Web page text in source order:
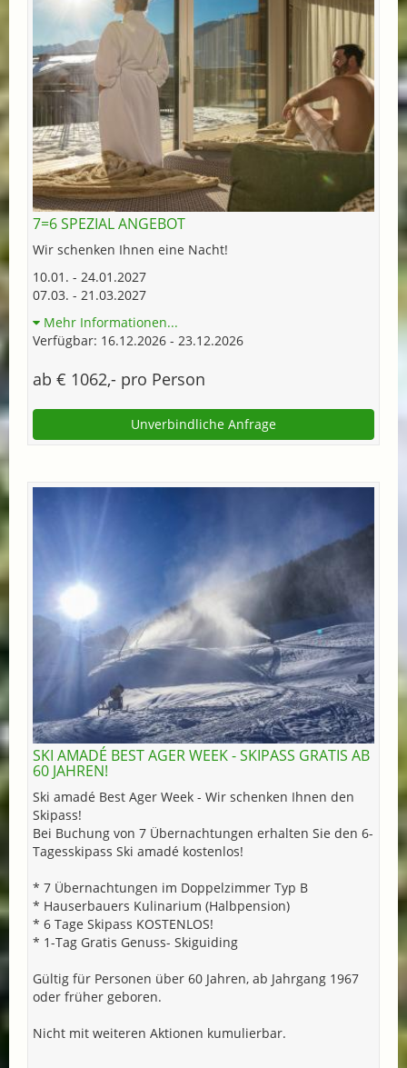
7=6 SPEZIAL ANGEBOT
Wir schenken Ihnen eine Nacht!
10.01. - 24.01.2027
07.03. - 21.03.2027
Mehr Informationen...
Verfügbar: 16.12.2026 - 23.12.2026
ab € 1062,- pro Person
Unverbindliche Anfrage
SKI AMADÉ BEST AGER WEEK - SKIPASS GRATIS AB
60 JAHREN!
Ski amadé Best Ager Week - Wir schenken Ihnen den
Skipass!
Bei Buchung von 7 Übernachtungen erhalten Sie den 6-
Tagesskipass Ski amadé kostenlos!
* 7 Übernachtungen im Doppelzimmer Typ B
* Hauserbauers Kulinarium (Halbpension)
* 6 Tage Skipass KOSTENLOS!
* 1-Tag Gratis Genuss- Skiguiding
Gültig für Personen über 60 Jahren, ab Jahrgang 1967
oder früher geboren.
Nicht mit weiteren Aktionen kumulierbar.